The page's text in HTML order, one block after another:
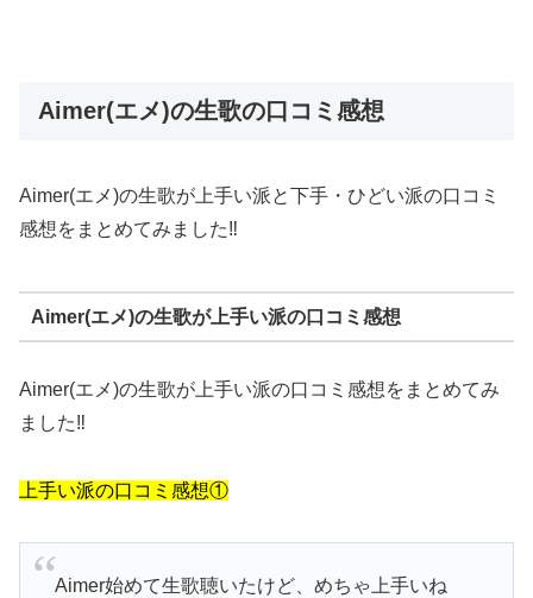
Aimer(エメ)の生歌の口コミ感想
Aimer(エメ)の生歌が上手い派と下手・ひどい派の口コミ
感想をまとめてみました‼︎
Aimer(エメ)の生歌が上手い派の口コミ感想
Aimer(エメ)の生歌が上手い派の口コミ感想をまとめてみ
ました‼︎
上手い派の口コミ感想①
Aimer始めて生歌聴いたけど、めちゃ上手いね